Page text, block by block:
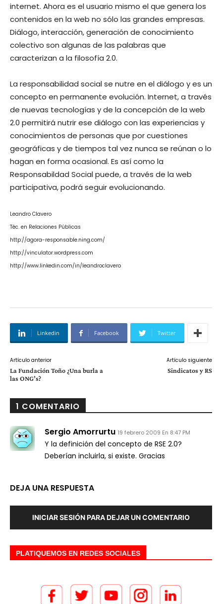
internet. Ahora es el usuario mismo el que genera los
contenidos en la web no sólo las grandes empresas.
Diálogo, interacción, generación de conocimiento
colectivo son algunas de las palabras que
caracterizan a la filosofía 2.0.
La responsabilidad social se nutre en el diálogo y es un
concepto en permanente evolución. Internet, a través
de nuevas tecnologías y de la concepción de la web
2.0 permitirá nutrir ese diálogo con las experiencias y
conocimientos de personas que por cuestiones
geográficas y de tiempos tal vez nunca se reúnan o lo
hagan en forma ocasional. Es así como la
Responsabildad Social puede, a través de la web
participativa, podrá seguir evolucionando.
Leandro Clavero
Téc. en Relaciones Públicas
http://agora-responsable.ning.com/
http://vinculator.wordpress.com
http://www.linkedin.com/in/leandroclavero
Linkedin Facebook Twitter
Artículo anterior
La Fundación Toño ¿Una burla a
las ONG’s?
Artículo siguiente
Sindicatos y RS
1 COMENTARIO
Sergio Amorrurtu 19 febrero 2009 En 8:47 PM
Y la definición del concepto de RSE 2.0?
Deberían incluirla, si existe. Gracias
DEJA UNA RESPUESTA
INICIAR SESIÓN PARA DEJAR UN COMENTARIO
PLATIQUEMOS EN REDES SOCIALES